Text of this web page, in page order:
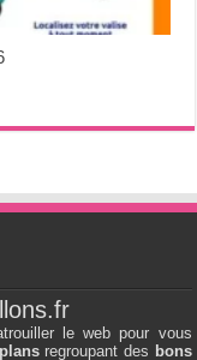
le web pour vous
regroupant des bons